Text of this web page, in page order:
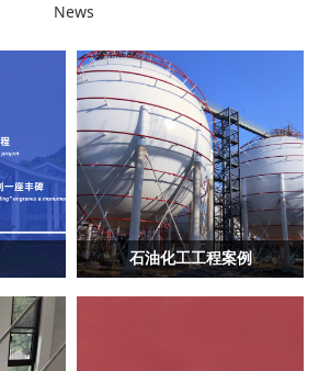
News
石油化工工程案例